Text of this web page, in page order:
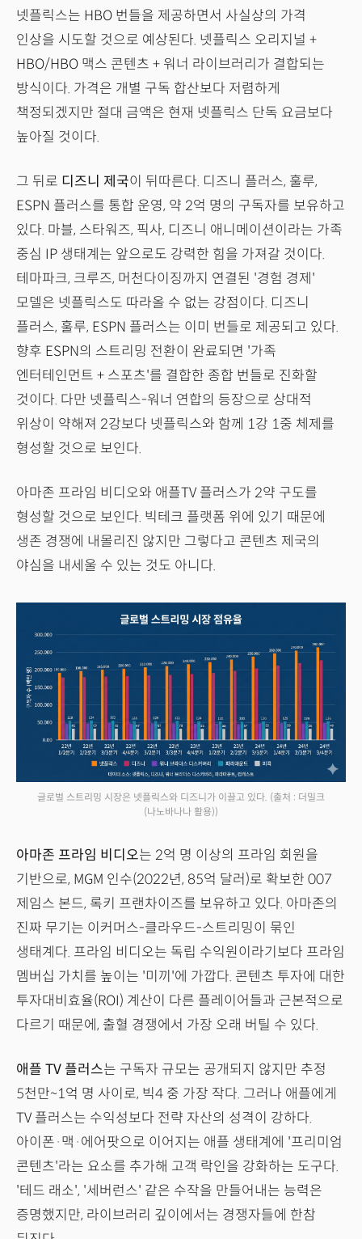
넷플릭스는 HBO 번들을 제공하면서 사실상의 가격
인상을 시도할 것으로 예상된다. 넷플릭스 오리지널 +
HBO/HBO 맥스 콘텐츠 + 워너 라이브러리가 결합되는
방식이다. 가격은 개별 구독 합산보다 저렴하게
책정되겠지만 절대 금액은 현재 넷플릭스 단독 요금보다
높아질 것이다.
그 뒤로 디즈니 제국이 뒤따른다. 디즈니 플러스, 훌루,
ESPN 플러스를 통합 운영, 약 2억 명의 구독자를 보유하고
있다. 마블, 스타워즈, 픽사, 디즈니 애니메이션이라는 가족
중심 IP 생태계는 앞으로도 강력한 힘을 가져갈 것이다.
테마파크, 크루즈, 머천다이징까지 연결된 '경험 경제'
모델은 넷플릭스도 따라올 수 없는 강점이다. 디즈니
플러스, 훌루, ESPN 플러스는 이미 번들로 제공되고 있다.
향후 ESPN의 스트리밍 전환이 완료되면 '가족
엔터테인먼트 + 스포츠'를 결합한 종합 번들로 진화할
것이다. 다만 넷플릭스-워너 연합의 등장으로 상대적
위상이 약해져 2강보다 넷플릭스와 함께 1강 1중 체제를
형성할 것으로 보인다.
아마존 프라임 비디오와 애플TV 플러스가 2약 구도를
형성할 것으로 보인다. 빅테크 플랫폼 위에 있기 때문에
생존 경쟁에 내몰리진 않지만 그렇다고 콘텐츠 제국의
야심을 내세울 수 있는 것도 아니다.
글로벌 스트리밍 시장은 넷플릭스와 디즈니가 이끌고 있다. (출처 : 더밀크
(나노바나나 활용))
아마존 프라임 비디오는 2억 명 이상의 프라임 회원을
기반으로, MGM 인수(2022년, 85억 달러)로 확보한 007
제임스 본드, 록키 프랜차이즈를 보유하고 있다. 아마존의
진짜 무기는 이커머스-클라우드-스트리밍이 묶인
생태계다. 프라임 비디오는 독립 수익원이라기보다 프라임
멤버십 가치를 높이는 '미끼'에 가깝다. 콘텐츠 투자에 대한
투자대비효율(ROI) 계산이 다른 플레이어들과 근본적으로
다르기 때문에, 출혈 경쟁에서 가장 오래 버틸 수 있다.
애플 TV 플러스는 구독자 규모는 공개되지 않지만 추정
5천만~1억 명 사이로, 빅4 중 가장 작다. 그러나 애플에게
TV 플러스는 수익성보다 전략 자산의 성격이 강하다.
아이폰·맥·에어팟으로 이어지는 애플 생태계에 '프리미엄
콘텐츠'라는 요소를 추가해 고객 락인을 강화하는 도구다.
'테드 래소', '세버런스' 같은 수작을 만들어내는 능력은
증명했지만, 라이브러리 깊이에서는 경쟁자들에 한참